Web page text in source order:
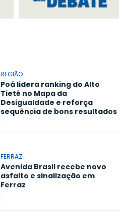
REGIÃO
Poá lidera ranking do Alto
Tietê no Mapa da
Desigualdade e reforça
sequência de bons resultados
FERRAZ
Avenida Brasil recebe novo
asfalto e sinalização em
Ferraz